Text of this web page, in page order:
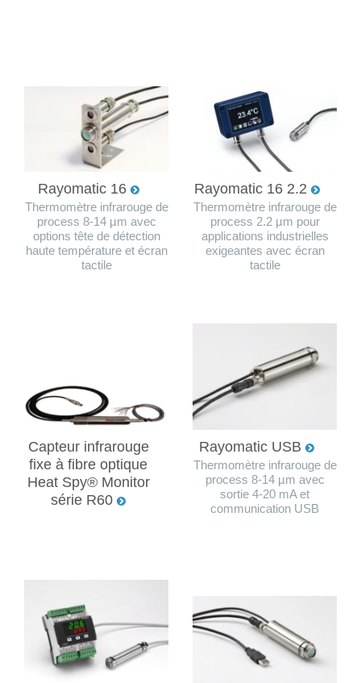
Rayomatic 16
Thermomètre infrarouge de
process 8-14 µm avec
options tête de détection
haute température et écran
tactile
Rayomatic 16 2.2
Thermomètre infrarouge de
process 2.2 µm pour
applications industrielles
exigeantes avec écran
tactile
Capteur infrarouge
fixe à fibre optique
Heat Spy® Monitor
série R60
Rayomatic USB
Thermomètre infrarouge de
process 8-14 µm avec
sortie 4-20 mA et
communication USB